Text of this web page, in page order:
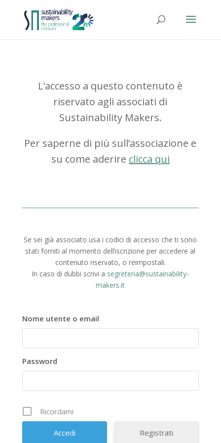
L’accesso a questo contenuto è
riservato agli associati di
Sustainability Makers.
Per saperne di più sull’associazione e
su come aderire clicca qui
Se sei già associato usa i codici di accesso che ti sono
stati forniti al momento dell’iscrizione per accedere al
contenuto riservato, o reimpostali.
In caso di dubbi scrivi a segreteria@sustainability-
makers.it
Nome utente o email
Password
Ricordami
Registrati